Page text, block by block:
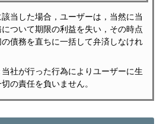
当した場合，ユーザーは，当然に当
ついて期限の利益を失い，その時点
債務を直ちに一括して弁済しなけれ
社が行った行為によりユーザーに生
の責任を負いません。